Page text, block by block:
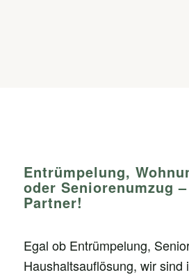
Entrümpelung,
oder Seniorenumzug
Partner!
Egal ob Entrümpelung,
Haushaltsauflösung, wir sind